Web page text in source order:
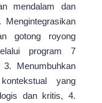
mendalam dan
Mengintegrasikan
gotong royong
program 7
3. Menumbuhkan
yang
dan kritis, 4.